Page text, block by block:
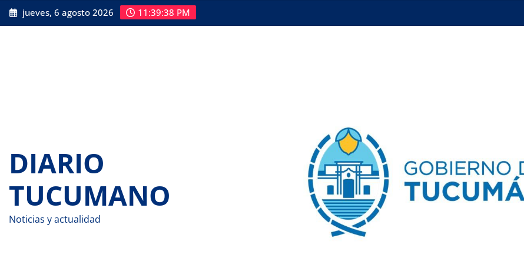
Saltar
al
jueves, 6 agosto 2026 11:39:39 PM
DIARIO
TUCUMANO
Noticias y actualidad